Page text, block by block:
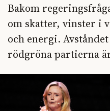
Bakom
om skatter, vinster i
och energi.
rödgröna partierna